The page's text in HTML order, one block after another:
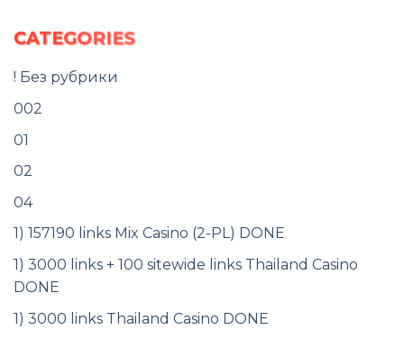
CATEGORIES
! Без рубрики
002
01
02
04
1) 157190 links Mix Casino (2-PL) DONE
1) 3000 links + 100 sitewide links Thailand Casino
DONE
1) 3000 links Thailand Casino DONE